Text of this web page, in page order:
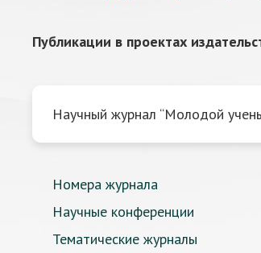
Публикации в проектах
Научный журнал “Молодой
Номера журнала
Научные конференции
Тематические журналы